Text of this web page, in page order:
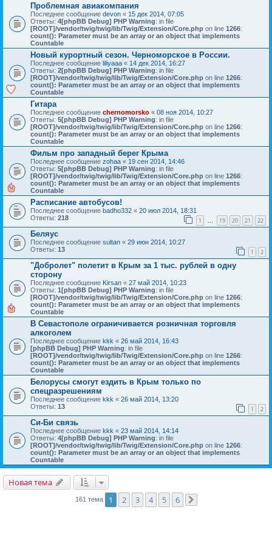
Проблемная авиакомпания
Последнее сообщение devon « 15 дек 2014, 07:05
Ответы: 4[phpBB Debug] PHP Warning: in file
[ROOT]/vendor/twig/twig/lib/Twig/Extension/Core.php on line 1266:
count(): Parameter must be an array or an object that implements
Countable
Новый курортный сезон. Черноморское в России.
Последнее сообщение liliyaaa « 14 дек 2014, 16:27
Ответы: 2[phpBB Debug] PHP Warning: in file
[ROOT]/vendor/twig/twig/lib/Twig/Extension/Core.php on line 1266:
count(): Parameter must be an array or an object that implements
Countable
Гитара
Последнее сообщение chernomorsko « 08 ноя 2014, 10:27
Ответы: 5[phpBB Debug] PHP Warning: in file
[ROOT]/vendor/twig/twig/lib/Twig/Extension/Core.php on line 1266:
count(): Parameter must be an array or an object that implements
Countable
Фильм про западный берег Крыма
Последнее сообщение zohaa « 19 сен 2014, 14:46
Ответы: 5[phpBB Debug] PHP Warning: in file
[ROOT]/vendor/twig/twig/lib/Twig/Extension/Core.php on line 1266:
count(): Parameter must be an array or an object that implements
Countable
Расписание автобусов!
Последнее сообщение badho332 « 20 июл 2014, 18:31
Ответы: 218 1 … 19 20 21 22
Беляус
Последнее сообщение sultan « 29 июн 2014, 10:27
Ответы: 13 1 2
"Добролет" полетит в Крым за 1 тыс. рублей в одну
сторону
Последнее сообщение Kirsan « 27 май 2014, 10:23
Ответы: 1[phpBB Debug] PHP Warning: in file
[ROOT]/vendor/twig/twig/lib/Twig/Extension/Core.php on line 1266:
count(): Parameter must be an array or an object that implements
Countable
В Севастополе ограничивается розничная торговля
алкоголем
Последнее сообщение kkk « 26 май 2014, 16:43
[phpBB Debug] PHP Warning: in file
[ROOT]/vendor/twig/twig/lib/Twig/Extension/Core.php on line 1266:
count(): Parameter must be an array or an object that implements
Countable
Белорусы смогут ездить в Крым только по
спецразрешениям
Последнее сообщение kkk « 26 май 2014, 13:20
Ответы: 13 1 2
Си-Би связь
Последнее сообщение kkk « 23 май 2014, 14:14
Ответы: 4[phpBB Debug] PHP Warning: in file
[ROOT]/vendor/twig/twig/lib/Twig/Extension/Core.php on line 1266:
count(): Parameter must be an array or an object that implements
Countable
Новая тема
161 тема 1 2 3 4 5 6